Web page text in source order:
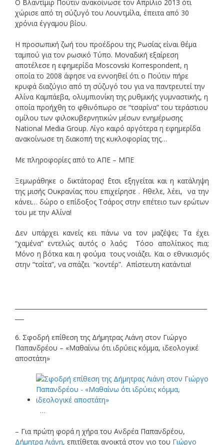
Ο Βλαντίμιρ Πούτιν ανακοίνωσε τον Απρίλιο 2013 ότι
χώρισε από τη σύζυγό του Λουντμίλα, έπειτα από 30
χρόνια έγγαμου βίου.
Η προσωπική ζωή του προέδρου της Ρωσίας είναι θέμα
ταμπού για τον ρωσικό Τύπο. Μοναδική εξαίρεση
αποτέλεσε η εφημερίδα Moscovski Korrespondent, η
οποία το 2008 άφησε να εννοηθεί ότι ο Πούτιν πήρε
κρυφά διαζύγιο από τη σύζυγό του για να παντρευτεί την
Αλίνα Καμπάεβα, ολυμπιονίκη της ρυθμικής γυμναστικής, η
οποία προήχθη το φθινόπωρο σε “τσαρίνα” του τεράστιου
ομίλου των φιλοκυβερνητικών μέσων ενημέρωσης
National Media Group. Λίγο καιρό αργότερα η εφημερίδα
ανακοίνωσε τη διακοπή της κυκλοφορίας της…
Με πληροφορίες από το ΑΠΕ – ΜΠΕ
Ξεμωράθηκε ο δικτάτορας! ΄Ετσι εξηγείται και η κατάληψη
της μισής Ουκρανίας που επιχείρησε . ΄Ηθελε, λέει, να την
κάνει… δώρο ο επίδοξος Τσάρος στην επέτειο των ερώτων
του με την Αλίνα!
Δεν υπάρχει κανείς κει πάνω να τον μαζέψει; Τα έχει
“χαμένα” εντελώς αυτός ο λαός; Τόσο απολίτικος πια;
Μόνο η βότκα και η φούμα τους νοιάζει. Και ο εθνικισμός
στην “τσίτα”, να σπάζει “κοντέρ”. Απίστευτη κατάντια!
6. Σφοδρή επίθεση της Δήμητρας Λιάνη στον Γιώργο
Παπανδρέου – «Μαθαίνω ότι ιδρύεις κόμμα, ιδεολογικέ
αποστάτη»
…
– Για πρώτη φορά η χήρα του Ανδρέα Παπανδρέου,
Δήμητρα Λιάνη, επιτίθεται ανοικτά στον γιο του Γιώργο